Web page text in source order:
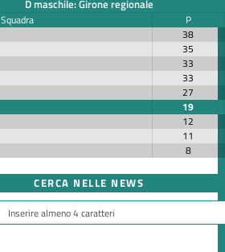
D maschile: Girone regionale
Squadra
P
38
35
33
33
27
19
12
11
8
CERCA NELLE NEWS